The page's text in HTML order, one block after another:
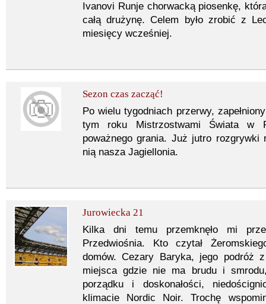
Ivanovi Runje chorwacką piosenkę,
całą drużynę. Celem było zrobić z
miesięcy wcześniej.
Sezon czas zacząć!
Po wielu tygodniach przerwy,
tym roku Mistrzostwami Świata w
poważnego grania. Już jutro
nią nasza Jagiellonia.
Jurowiecka 21
Kilka dni temu przemknęło mi
Przedwiośnia. Kto czytał
domów. Cezary Baryka, jego podróż
miejsca gdzie nie ma brudu i
porządku i doskonałości,
klimacie Nordic Noir. Trochę